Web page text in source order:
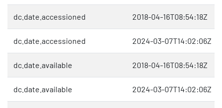
dc.date.accessioned 2018-04-16T08:54:18Z
dc.date.accessioned 2024-03-07T14:02:06Z
dc.date.available 2018-04-16T08:54:18Z
dc.date.available 2024-03-07T14:02:06Z